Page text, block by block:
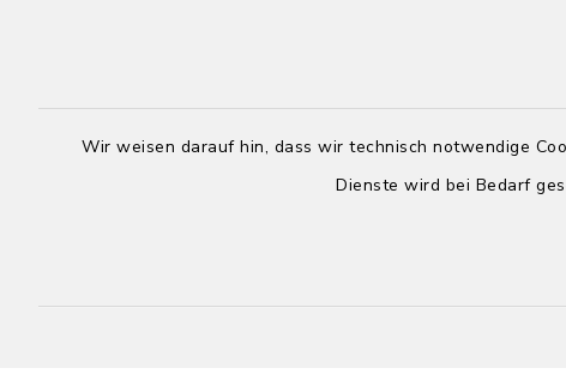
Wir weisen darauf hin, dass wir technisch notwendige
Dienste wird bei Bedarf